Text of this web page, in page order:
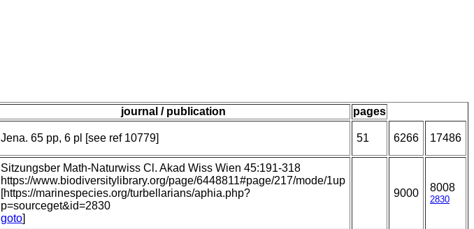
journal / publication
pages
Jena. 65 pp, 6 pl [see ref 10779] 51 6266 17486
Sitzungsber Math-Naturwiss Cl. Akad Wiss Wien 45:191-318
https://www.biodiversitylibrary.org/page/6448811#page/217/mode/1up
[https://marinespecies.org/turbellarians/aphia.php?
p=sourceget&id=2830
goto]
9000 8008
2830